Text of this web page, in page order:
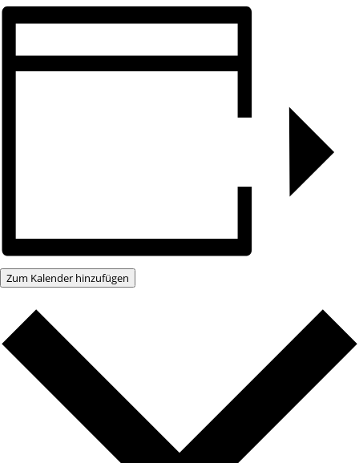
Zum Kalender hinzufügen